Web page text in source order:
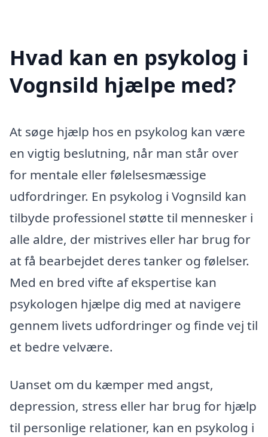
Hvad kan en psykolog i
Vognsild hjælpe med?
At søge hjælp hos en psykolog kan være
en vigtig beslutning, når man står over
for mentale eller følelsesmæssige
udfordringer. En psykolog i Vognsild kan
tilbyde professionel støtte til mennesker i
alle aldre, der mistrives eller har brug for
at få bearbejdet deres tanker og følelser.
Med en bred vifte af ekspertise kan
psykologen hjælpe dig med at navigere
gennem livets udfordringer og finde vej til
et bedre velvære.
Uanset om du kæmper med angst,
depression, stress eller har brug for hjælp
til personlige relationer, kan en psykolog i